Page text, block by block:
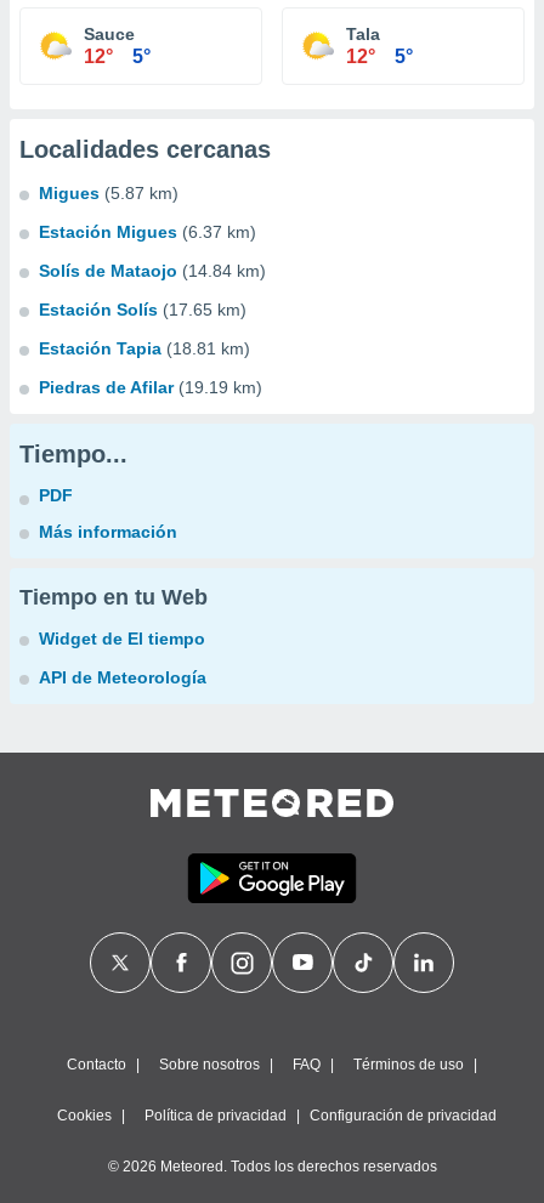
Sauce
12° 5°
Tala
12° 5°
Localidades cercanas
Migues (5.87 km)
Estación Migues (6.37 km)
Solís de Mataojo (14.84 km)
Estación Solís (17.65 km)
Estación Tapia (18.81 km)
Piedras de Afilar (19.19 km)
Tiempo...
PDF
Más información
Tiempo en tu Web
Widget de El tiempo
API de Meteorología
Contacto Sobre nosotros FAQ Términos de uso
Cookies Política de privacidad Configuración de privacidad
© 2026 Meteored. Todos los derechos reservados